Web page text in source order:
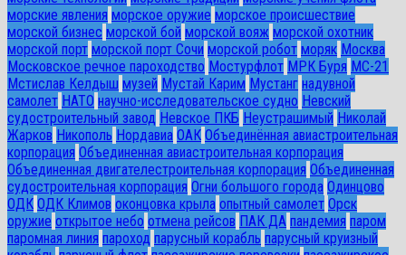
морские явления морское оружие морское происшествие
морской бизнес морской бой морской вояж морской охотник
морской порт морской порт Сочи морской робот моряк Москва
Московское речное пароходство Мостурфлот МРК Буря МС-21
Мстислав Келдыш музей Мустай Карим Мустанг надувной
самолет НАТО научно-исследовательское судно Невский
судостроительный завод Невское ПКБ Неустрашимый Николай
Жарков Никополь Нордавиа ОАК Объединённая авиастроительная
корпорация Объединенная авиастроительная корпорация
Объединенная двигателестроительная корпорация Объединенная
судостроительная корпорация Огни большого города Одинцово
ОДК ОДК Климов оконцовка крыла опытный самолет Орск
оружие открытое небо отмена рейсов ПАК ДА пандемия паром
паромная линия пароход парусный корабль парусный круизный